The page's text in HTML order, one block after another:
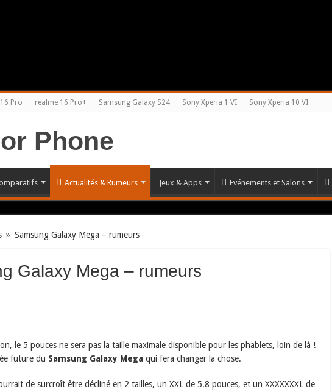
Pro realme 16 Pro+ Samsung Galaxy S24 Sony Xperia 1 VI Sony Xperia 10 VI
Actualités & Rumeurs Jeux & Apps Evénements et Salons
» Samsung Galaxy Mega – rumeurs
Galaxy Mega – rumeurs
le 5 pouces ne sera pas la taille maximale disponible pour les phablets, loin de là !
future du Samsung Galaxy Megaqui fera changer la chose.
de surcroît être décliné en 2 tailles, un XXL de 5.8 pouces, et un XXXXXXXL de